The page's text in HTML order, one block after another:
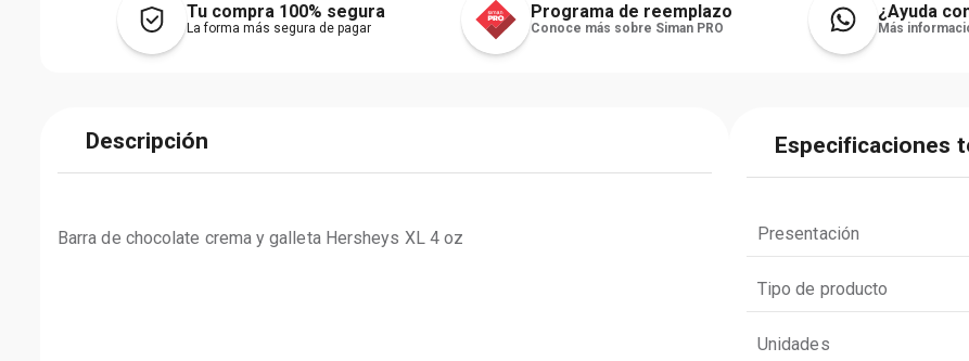
Tu compra 100% segura
La forma más segura de pagar
Programa de reemplazo
Conoce más sobre Siman PRO
¿Ayuda
Más
Descripción
Barra de chocolate crema y galleta Hersheys XL 4 oz
Especificaciones
Presentación
Tipo de producto
Unidades